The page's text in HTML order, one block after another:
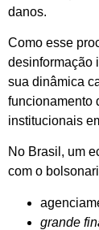
danos.
Como esse
desinformação
sua dinâmica
funcionamento
institucionais
No Brasil, um
com o
grande